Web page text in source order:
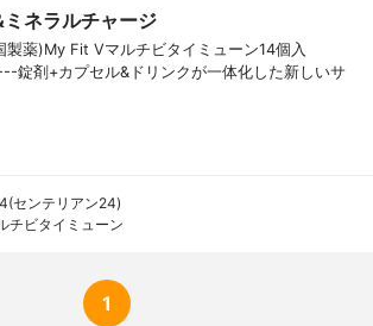
ネラルチャージ
製薬)My Fit Vマルチビタイミューン14個入
剤+カプセル&ドリンクが一体化した新しいサ
センテリアン24)
チビタイミューン
1